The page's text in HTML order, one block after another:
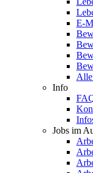
E-
Info
Jobs im